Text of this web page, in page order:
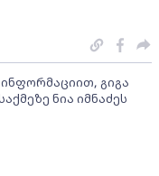
გიგა
ნია იმნაძეს